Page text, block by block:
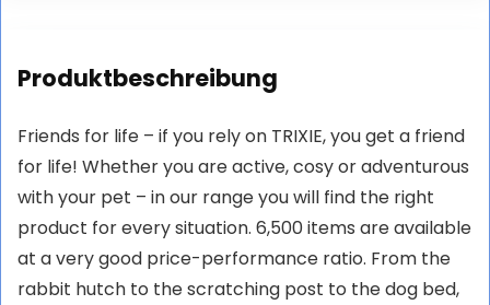
Produktbeschreibung
Friends for life – if you rely on TRIXIE, you get a friend
for life! Whether you are active, cosy or adventurous
with your pet – in our range you will find the right
product for every situation. 6,500 items are available
at a very good price-performance ratio. From the
rabbit hutch to the scratching post to the dog bed,